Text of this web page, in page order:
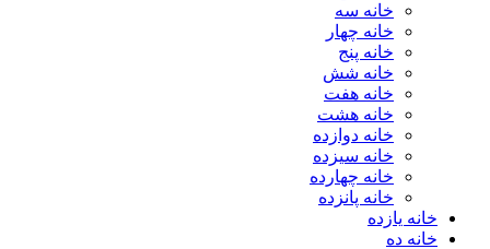
خانه سه
خانه چهار
خانه پنج
خانه شش
خانه هفت
خانه هشت
خانه دوازده
خانه سیزده
خانه چهارده
خانه پانزده
خانه یازده
خانه ده